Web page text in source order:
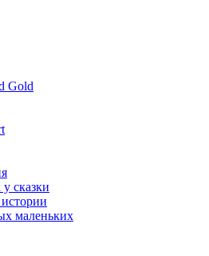
Gold
сказки
маленьких